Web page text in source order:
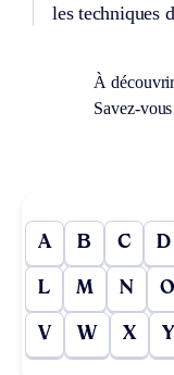
les techniques
À
Savez-
A B C D
L M N O
V W X Y